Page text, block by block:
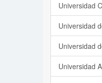
Universidad
Universidad
Universidad
Universidad